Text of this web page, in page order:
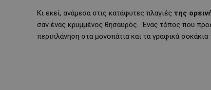
Κι εκεί, ανάμεσα στις κατάφυτες πλαγιές της
σαν ένας κρυμμένος θησαυρός. Ένας τόπος που
περιπλάνηση στα μονοπάτια και τα γραφικά